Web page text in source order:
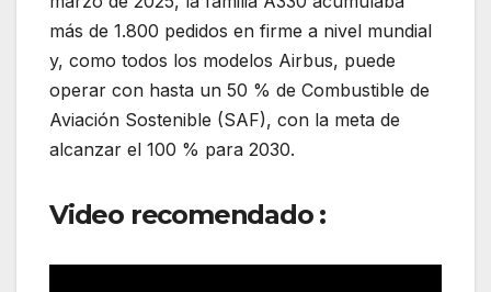
más de 1.800 pedidos en firme a nivel mundial
y, como todos los modelos Airbus, puede
operar con hasta un 50 % de Combustible de
Aviación Sostenible (SAF), con la meta de
alcanzar el 100 % para 2030.
Video recomendado :